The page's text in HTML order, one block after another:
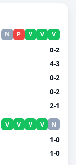
N P V V V
0-2
4-3
0-2
0-2
2-1
V V V V N
1-0
1-0